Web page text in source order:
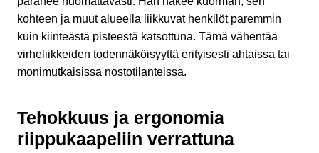
kohteen ja muut alueella liikkuvat henkilöt paremmin
kuin kiinteästä pisteestä katsottuna. Tämä vähentää
virheliikkeiden todennäköisyyttä erityisesti ahtaissa tai
monimutkaisissa nostotilanteissa.
Tehokkuus ja ergonomia
riippukaapeliin verrattuna